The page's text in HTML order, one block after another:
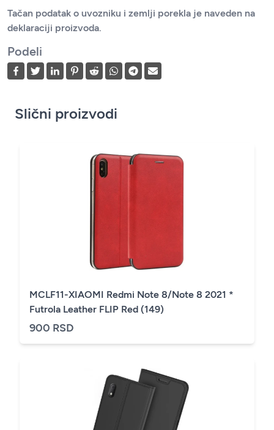
Tačan podatak o uvozniku i zemlji porekla je naveden na
deklaraciji proizvoda.
Podeli
Slični proizvodi
MCLF11-XIAOMI Redmi Note 8/Note 8 2021 *
Futrola Leather FLIP Red (149)
900 RSD